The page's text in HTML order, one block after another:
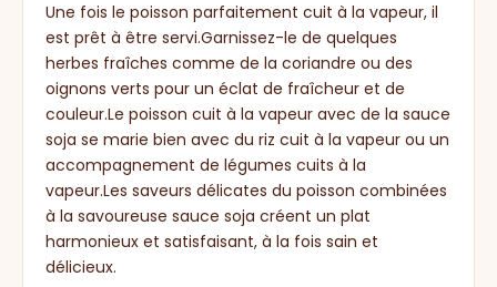
Une fois le poisson parfaitement cuit à la vapeur, il
est prêt à être servi.Garnissez-le de quelques
herbes fraîches comme de la coriandre ou des
oignons verts pour un éclat de fraîcheur et de
couleur.Le poisson cuit à la vapeur avec de la sauce
soja se marie bien avec du riz cuit à la vapeur ou un
accompagnement de légumes cuits à la
vapeur.Les saveurs délicates du poisson combinées
à la savoureuse sauce soja créent un plat
harmonieux et satisfaisant, à la fois sain et
délicieux.